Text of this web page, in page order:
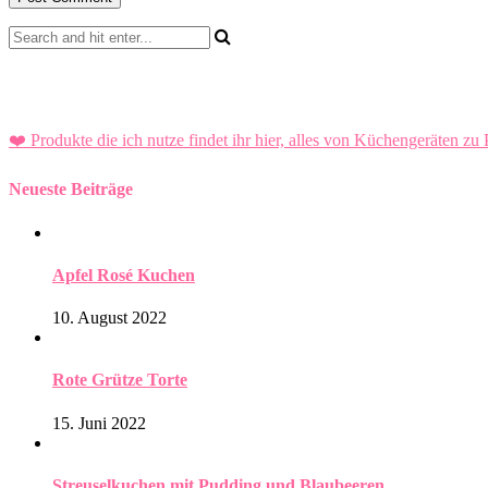
❤️ Produkte die ich nutze findet ihr hier, alles von Küchengeräten zu
Neueste Beiträge
Apfel Rosé Kuchen
10. August 2022
Rote Grütze Torte
15. Juni 2022